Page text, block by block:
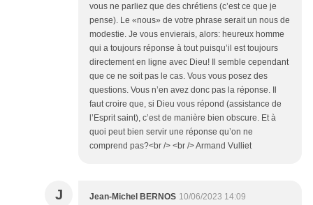
vous ne parliez que des chrétiens (c’est ce que je
pense). Le «nous» de votre phrase serait un nous de
modestie. Je vous envierais, alors: heureux homme
qui a toujours réponse à tout puisqu’il est toujours
directement en ligne avec Dieu! Il semble cependant
que ce ne soit pas le cas. Vous vous posez des
questions. Vous n’en avez donc pas la réponse. Il
faut croire que, si Dieu vous répond (assistance de
l’Esprit saint), c’est de manière bien obscure. Et à
quoi peut bien servir une réponse qu’on ne
comprend pas?<br /> <br /> Armand Vulliet
J Jean-Michel BERNOS 10/06/2023 14:09